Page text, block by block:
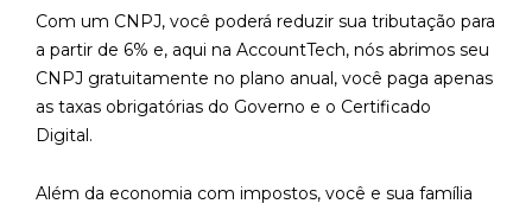
Com um CNPJ, você poderá reduzir sua tributação para
a partir de 6% e, aqui na AccountTech, nós abrimos seu
CNPJ gratuitamente no plano anual, você paga apenas
as taxas obrigatórias do Governo e o Certificado
Digital.
Além da economia com impostos, você e sua família